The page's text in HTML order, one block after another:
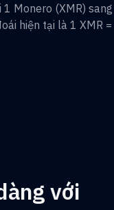
1 Monero (XMR) sang
hiện tại là 1 XMR =
với